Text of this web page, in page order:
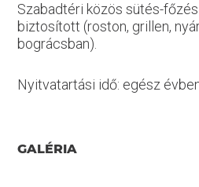
Szabadtéri közös sütés-
biztosított (roston, grillen,
bográcsban).
Nyitvatartási idő: egész
GALÉRIA